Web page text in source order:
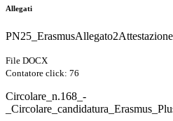
Allegati
File DOCX
Contatore click: 76
Circolare_n.168_-